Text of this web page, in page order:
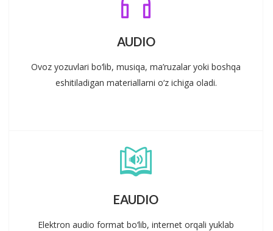
AUDIO
Ovoz yozuvlari bo‘lib, musiqa, ma’ruzalar yoki boshqa
eshitiladigan materiallarni o‘z ichiga oladi.
EAUDIO
Elektron audio format bo‘lib, internet orqali yuklab